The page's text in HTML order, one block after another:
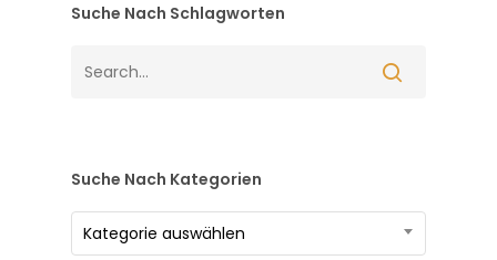
Suche Nach Schlagworten
Suche Nach Kategorien
Suche
nach
Kategorie auswählen